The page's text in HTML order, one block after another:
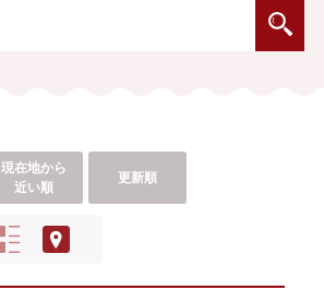
現在地から
近い順
更新順